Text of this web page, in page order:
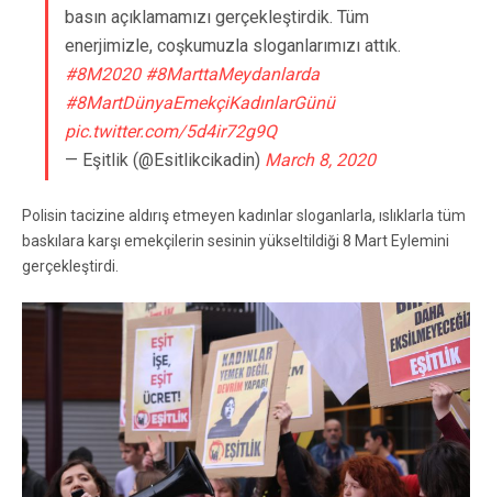
basın açıklamamızı gerçekleştirdik. Tüm
enerjimizle, coşkumuzla sloganlarımızı attık.
#8M2020 #8MarttaMeydanlarda
#8MartDünyaEmekçiKadınlarGünü
pic.twitter.com/5d4ir72g9Q
— Eşitlik (@Esitlikcikadin) March 8, 2020
Polisin tacizine aldırış etmeyen kadınlar sloganlarla, ıslıklarla tüm
baskılara karşı emekçilerin sesinin yükseltildiği 8 Mart Eylemini
gerçekleştirdi.